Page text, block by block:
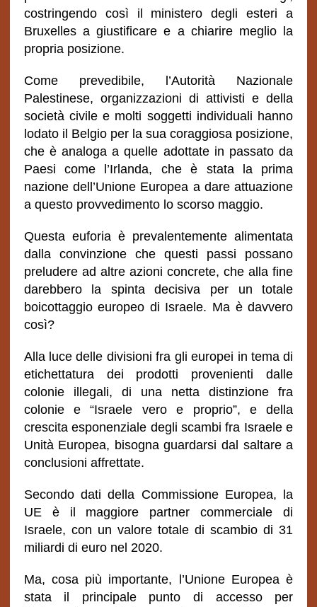
costringendo così il ministero degli esteri a
Bruxelles a giustificare e a chiarire meglio la
propria posizione.
Come prevedibile, l’Autorità Nazionale
Palestinese, organizzazioni di attivisti e della
società civile e molti soggetti individuali hanno
lodato il Belgio per la sua coraggiosa posizione,
che è analoga a quelle adottate in passato da
Paesi come l’Irlanda, che è stata la prima
nazione dell’Unione Europea a dare attuazione
a questo provvedimento lo scorso maggio.
Questa euforia è prevalentemente alimentata
dalla convinzione che questi passi possano
preludere ad altre azioni concrete, che alla fine
darebbero la spinta decisiva per un totale
boicottaggio europeo di Israele. Ma è davvero
così?
Alla luce delle divisioni fra gli europei in tema di
etichettatura dei prodotti provenienti dalle
colonie illegali, di una netta distinzione fra
colonie e “Israele vero e proprio”, e della
crescita esponenziale degli scambi fra Israele e
Unità Europea, bisogna guardarsi dal saltare a
conclusioni affrettate.
Secondo dati della Commissione Europea, la
UE è il maggiore partner commerciale di
Israele, con un valore totale di scambio di 31
miliardi di euro nel 2020.
Ma, cosa più importante, l’Unione Europea è
stata il principale punto di accesso per